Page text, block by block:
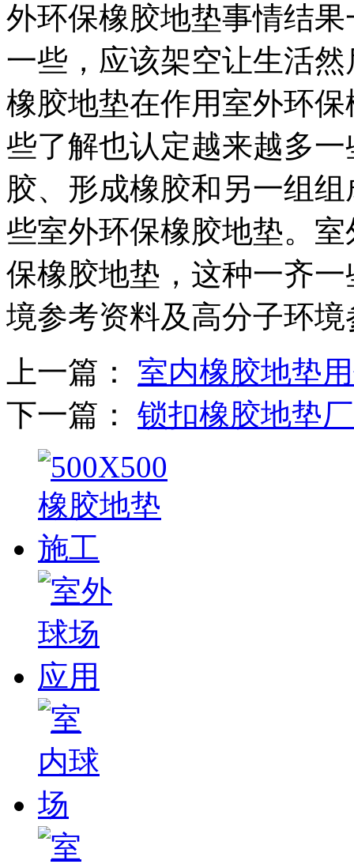
外环保橡胶地垫事情结
一些，应该架空让生活
橡胶地垫在作用室外环
些了解也认定越来越多
胶、形成橡胶和另一组
些室外环保橡胶地垫。
保橡胶地垫，这种一齐
境参考资料及高分子环
上一篇： 室内橡胶地垫
下一篇： 锁扣橡胶地垫